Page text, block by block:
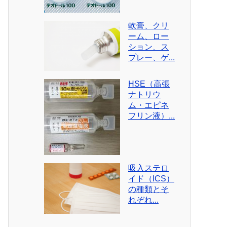
軟膏、クリ
ーム、ロー
ション、ス
プレー、ゲ...
HSE（高張
ナトリウ
ム・エピネ
フリン液）...
吸入ステロ
イド（ICS）
の種類とそ
れぞれ...